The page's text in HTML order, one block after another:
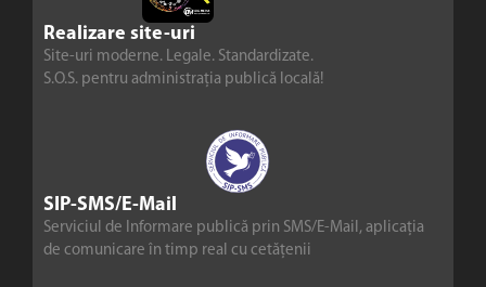
Realizare site-uri
Site-uri moderne. Legale. Standardizate.
S.O.S. pentru administrația publică locală!
SIP-SMS/E-Mail
Serviciul de Informare publică prin SMS/E-Mail, aplicația
de comunicare în timp real cu cetățenii